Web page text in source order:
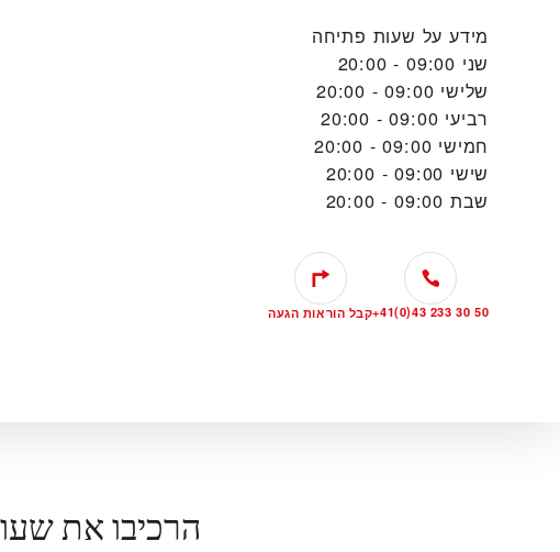
מידע על שעות פתיחה
שני 09:00 - 20:00
שלישי 09:00 - 20:00
רביעי 09:00 - 20:00
חמישי 09:00 - 20:00
שישי 09:00 - 20:00
שבת 09:00 - 20:00
+41(0)43 233 30 50קבל הוראות הגעה
הרכיבו את